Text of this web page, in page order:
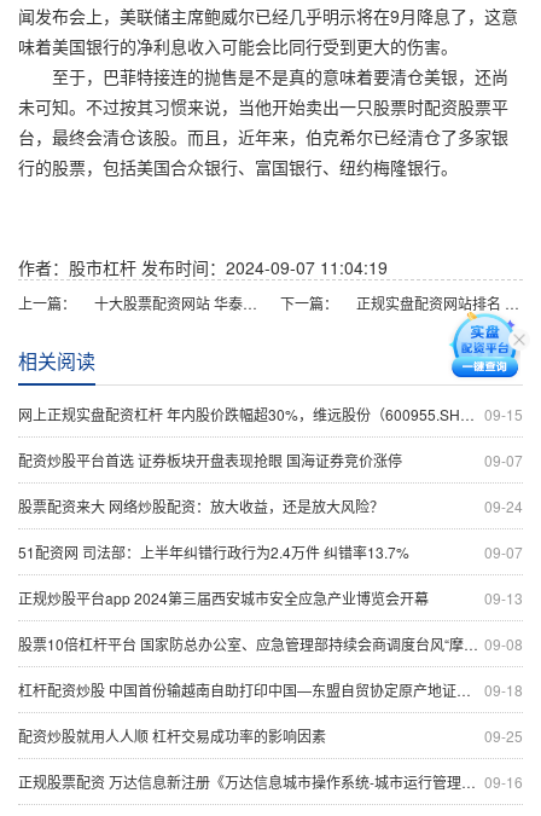
闻发布会上，美联储主席鲍威尔已经几乎明示将在9月降息了，这意
味着美国银行的净利息收入可能会比同行受到更大的伤害。
至于，巴菲特接连的抛售是不是真的意味着要清仓美银，还尚
未可知。不过按其习惯来说，当他开始卖出一只股票时配资股票平
台，最终会清仓该股。而且，近年来，伯克希尔已经清仓了多家银
行的股票，包括美国合众银行、富国银行、纽约梅隆银行。
作者：股市杠杆 发布时间：2024-09-07 11:04:19
上一篇： 十大股票配资网站 华泰证券：券商板块关注市场预期改善带来的结构性机会 下一篇： 正规实盘配资网站排名 纯碱价格难言乐观
相关阅读
09-15
网上正规实盘配资杠杆 年内股价跌幅超30%，维远股份（600955.SH）9月23日解禁上市1.85亿股
09-07
配资炒股平台首选 证券板块开盘表现抢眼 国海证券竞价涨停
09-24
股票配资来大 网络炒股配资：放大收益，还是放大风险？
09-07
51配资网 司法部：上半年纠错行政行为2.4万件 纠错率13.7%
09-13
正规炒股平台app 2024第三届西安城市安全应急产业博览会开幕
09-08
股票10倍杠杆平台 国家防总办公室、应急管理部持续会商调度台风“摩羯”防御工作
09-18
杠杆配资炒股 中国首份输越南自助打印中国—东盟自贸协定原产地证书获签
09-25
配资炒股就用人人顺 杠杆交易成功率的影响因素
09-16
正规股票配资 万达信息新注册《万达信息城市操作系统-城市运行管理服务平台软件V4.0》等2个项目的软件著作权